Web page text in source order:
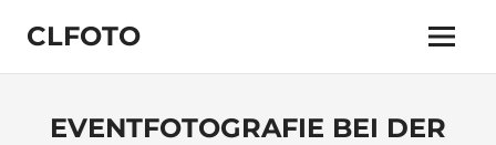
Inhalt
springen
CLFOTO
Fotograf
Lanegger
Menü
EVENTFOTOGRAFIE BEI DER